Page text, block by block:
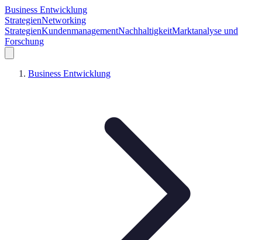
Business Entwicklung
StrategienNetworking
StrategienKundenmanagementNachhaltigkeitMarktanalyse und
Forschung
Business Entwicklung